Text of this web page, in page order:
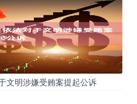
文明涉嫌受贿案提起公诉